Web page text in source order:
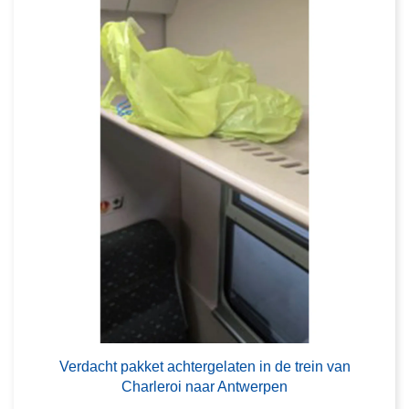
Verdacht pakket achtergelaten in de trein van
Charleroi naar Antwerpen